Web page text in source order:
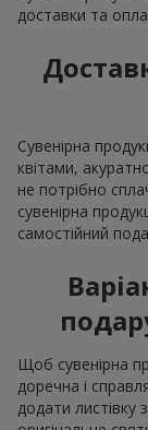
доставки та
Сувенірна
квітами,
не потрібно
сувенірна
самостійний
Щоб сувенірна
доречна і
додати